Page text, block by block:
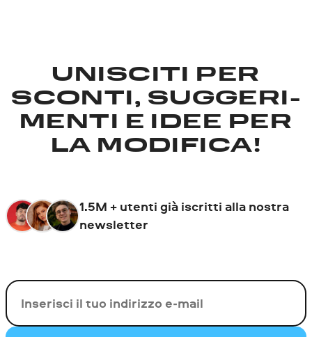
UNISCITI PER
SCONTI, SUGGERI­
MENTI E IDEE PER
LA MODIFICA!
1.5M + utenti già iscritti alla nostra
newsletter
La tua e-mail